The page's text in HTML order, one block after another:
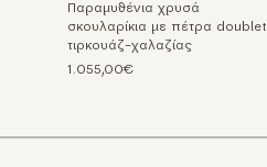
Παραμυθένια χρυσά
σκουλαρίκια με πέτρα doublet
τιρκουάζ-χαλαζίας
1.055,00€